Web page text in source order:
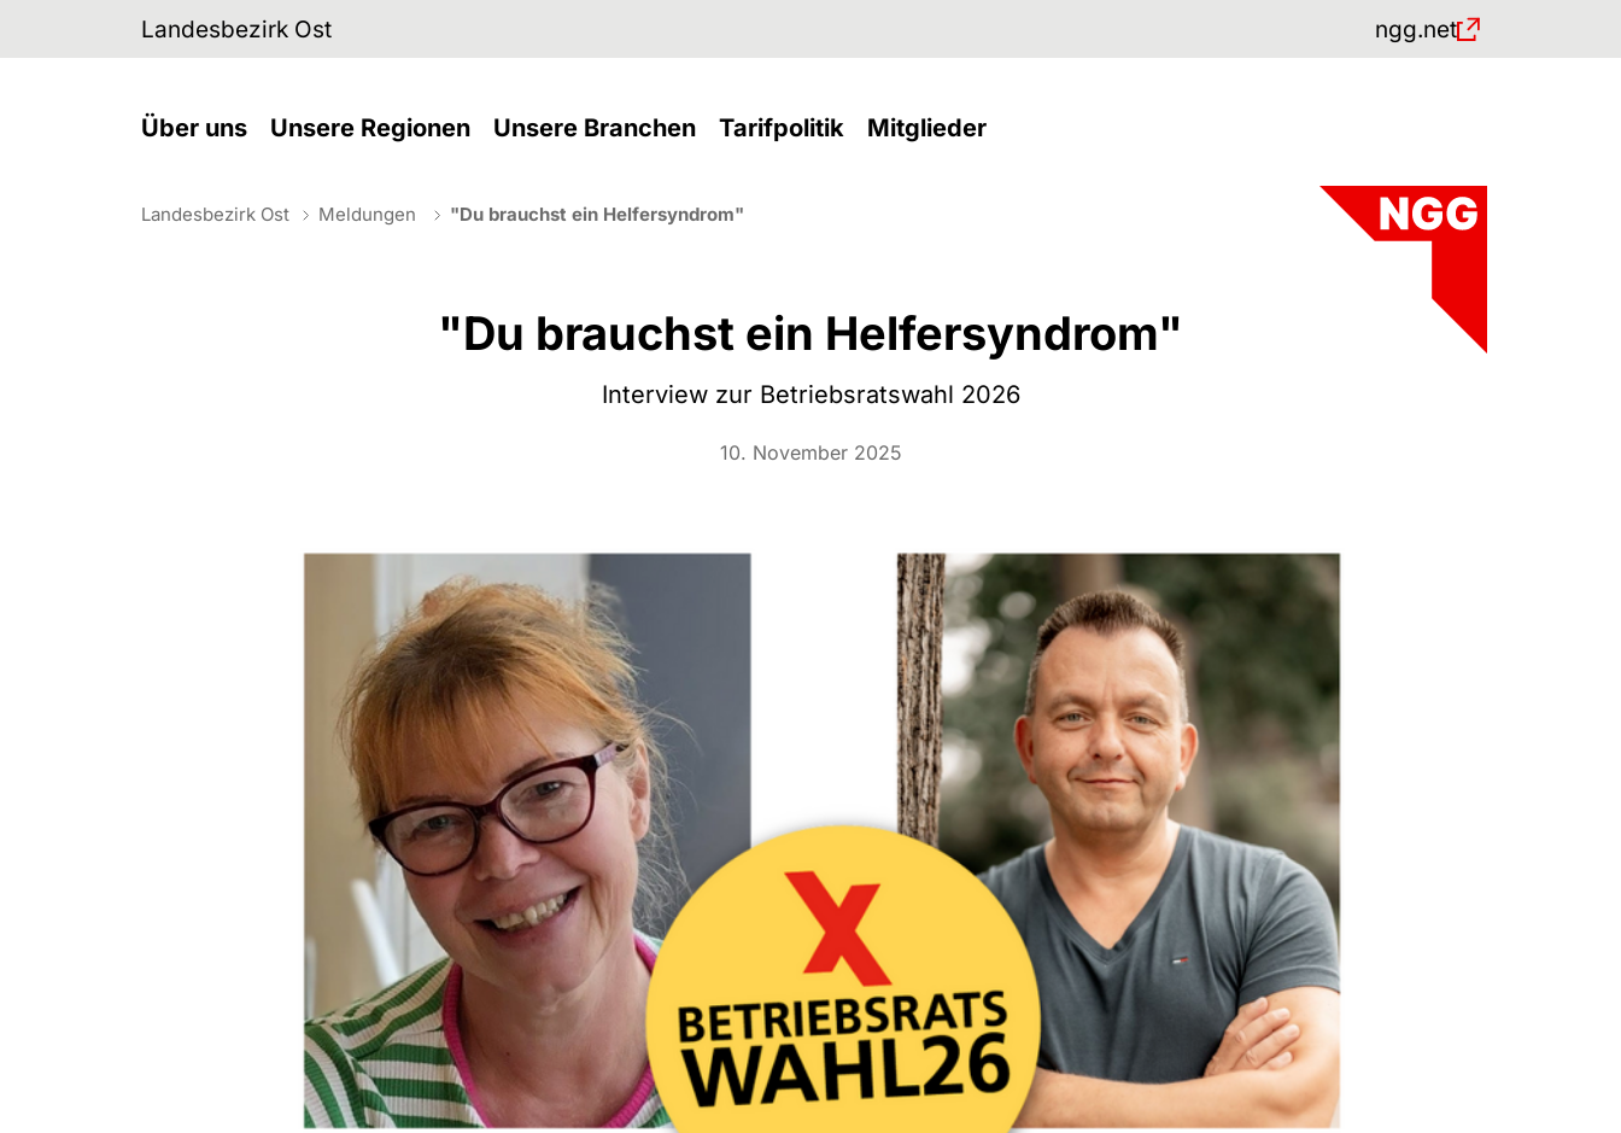
Skip to main navigation
Skip to main content
Skip to page footerLandesbezirk Ost ngg.net
Über uns(current)
Unsere Regionen(current)
Unsere Branchen(current)
Tarifpolitik (current)
Mitglieder(current)
You are here:
Landesbezirk Ost Meldungen "Du brauchst ein Helfersyndrom"
"Du brauchst ein Helfersyndrom"
Interview zur Betriebsratswahl 2026
10. November 2025